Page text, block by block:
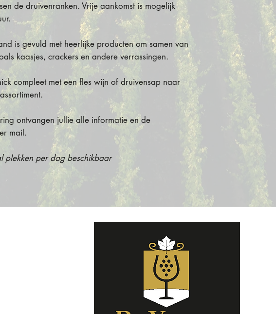
de druivenranken. Vrije aankomst is mogelijk
is gevuld met heerlijke producten om samen van
kaasjes, crackers en andere verrassingen.
compleet met een fles wijn of druivensap naar
ontvangen jullie alle informatie en de
mail.
plekken per dag beschikbaar